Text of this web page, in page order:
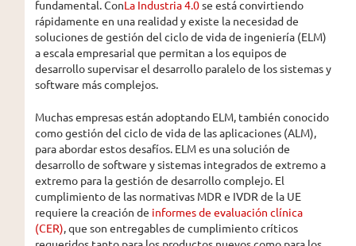
fundamental. ConLa Industria 4.0se está convirtiendo
rápidamente en una realidad y existe la necesidad de
soluciones de gestión del ciclo de vida de ingeniería (ELM)
a escala empresarial que permitan a los equipos de
desarrollo supervisar el desarrollo paralelo de los sistemas y
software más complejos.
Muchas empresas están adoptando ELM, también conocido
como gestión del ciclo de vida de las aplicaciones (ALM),
para abordar estos desafíos. ELM es una solución de
desarrollo de software y sistemas integrados de extremo a
extremo para la gestión de desarrollo complejo. El
cumplimiento de las normativas MDR e IVDR de la UE
requiere la creación de informes de evaluación clínica
(CER), que son entregables de cumplimiento críticos